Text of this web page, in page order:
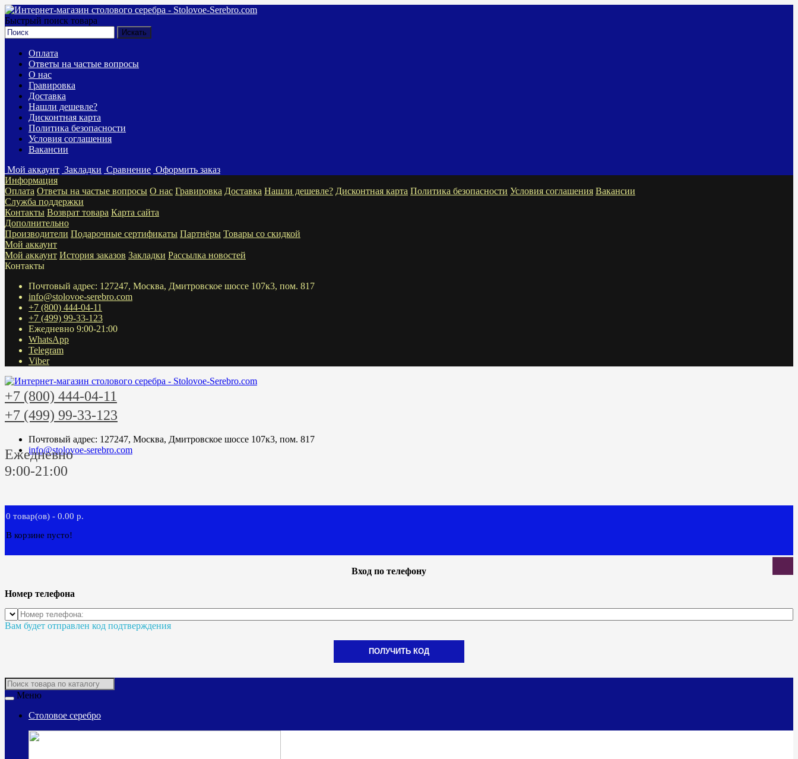
Быстрый поиск товара
Оплата
Ответы на частые вопросы
О нас
Гравировка
Доставка
Нашли дешевле?
Дисконтная карта
Политика безопасности
Условия соглашения
Вакансии
Мой аккаунт Закладки Сравнение Оформить заказ
Информация
Оплата Ответы на частые вопросы О нас Гравировка Доставка Нашли дешевле? Дисконтная карта Политика безопасности Условия соглашения Вакансии
Служба поддержки
Контакты Возврат товара Карта сайта
Дополнительно
Производители Подарочные сертификаты Партнёры Товары со скидкой
Мой аккаунт
Мой аккаунт История заказов Закладки Рассылка новостей
Контакты
Почтовый адрес: 127247, Москва, Дмитровское шоссе 107к3, пом. 817
info@stolovoe-serebro.com
+7 (800) 444-04-11
+7 (499) 99-33-123
Ежедневно 9:00-21:00
WhatsApp
Telegram
Viber
+7 (800) 444-04-11
+7 (499) 99-33-123
Почтовый адрес: 127247, Москва, Дмитровское шоссе 107к3, пом. 817
info@stolovoe-serebro.com
Ежедневно
9:00-21:00
0 товар(ов) - 0.00 р.
В корзине пусто!
Вход по телефону
Номер телефона
Вам будет отправлен код подтверждения
ПОЛУЧИТЬ КОД
Меню
Столовое серебро